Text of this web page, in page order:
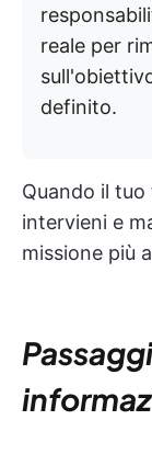
reale per
definito.
Quando il
intervieni e
missione più